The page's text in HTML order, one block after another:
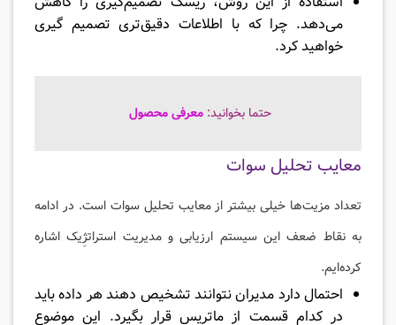
می‌دهد. چرا که با اطلاعات دقیق‌تری تصمیم گیری
خواهید کرد.
حتما بخوانید:معرفی محصول
معایب تحلیل سوات
تعداد مزیت‌ها خیلی بیشتر از معایب تحلیل سوات است. در ادامه
به نقاط ضعف این سیستم ارزیابی و مدیریت استراتژِیک اشاره
کرده‌ایم.
احتمال دارد مدیران نتوانند تشخیص دهند هر داده باید
در کدام قسمت از ماتریس قرار بگیرد. این موضوع